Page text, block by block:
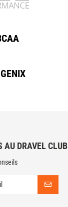
AU DRAVEL CLUB